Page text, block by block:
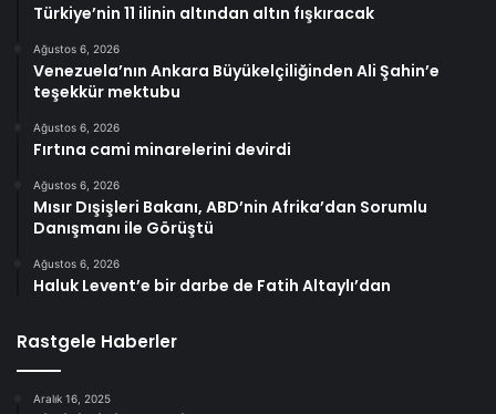
Türkiye’nin 11 ilinin altından altın fışkıracak
Ağustos 6, 2026
Venezuela’nın Ankara Büyükelçiliğinden Ali Şahin’e
teşekkür mektubu
Ağustos 6, 2026
Fırtına cami minarelerini devirdi
Ağustos 6, 2026
Mısır Dışişleri Bakanı, ABD’nin Afrika’dan Sorumlu
Danışmanı ile Görüştü
Ağustos 6, 2026
Haluk Levent’e bir darbe de Fatih Altaylı’dan
Rastgele Haberler
Aralık 16, 2025